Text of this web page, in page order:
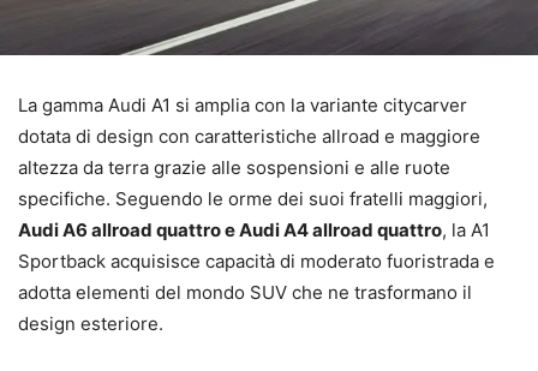
La gamma Audi A1 si amplia con la variante citycarver
dotata di design con caratteristiche allroad e maggiore
altezza da terra grazie alle sospensioni e alle ruote
specifiche. Seguendo le orme dei suoi fratelli maggiori,
Audi A6 allroad quattro e Audi A4 allroad quattro, la A1
Sportback acquisisce capacità di moderato fuoristrada e
adotta elementi del mondo SUV che ne trasformano il
design esteriore.